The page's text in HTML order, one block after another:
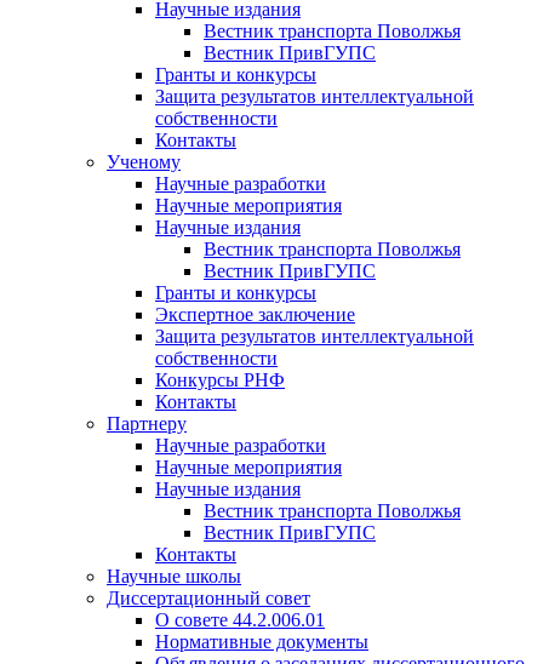
Научные издания
Вестник транспорта Поволжья
Вестник ПривГУПС
Гранты и конкурсы
Защита результатов интеллектуальной
собственности
Контакты
Ученому
Научные разработки
Научные мероприятия
Научные издания
Вестник транспорта Поволжья
Вестник ПривГУПС
Гранты и конкурсы
Экспертное заключение
Защита результатов интеллектуальной
собственности
Конкурсы РНФ
Контакты
Партнеру
Научные разработки
Научные мероприятия
Научные издания
Вестник транспорта Поволжья
Вестник ПривГУПС
Контакты
Научные школы
Диссертационный совет
О совете 44.2.006.01
Нормативные документы